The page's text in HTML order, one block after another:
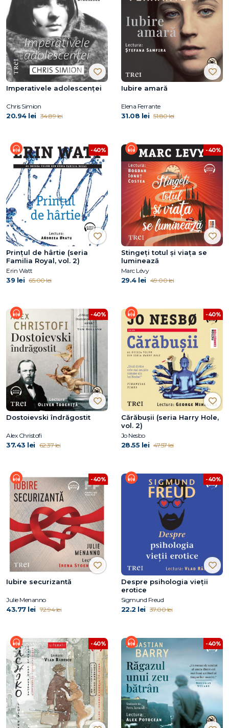
Imperativele adolescenței
Chris Simion
20.94 lei 34.89 lei
Iubire amară
Elena Ferrante
31.08 lei 51.80 lei
-40%
Prințul de hârtie (seria
Familia Royal, vol. 2)
Erin Watt
39 lei 65.00 lei
-40%
Stingeți totul și viața se
luminează
Marc Lévy
29.4 lei 49.00 lei
-40%
Dostoievski îndrăgostit
Alex Christofi
37.43 lei 62.37 lei
-40%
Cărăbușii (seria Harry Hole,
vol. 2)
Jo Nesbo
28.55 lei 47.57 lei
-40%
Iubire securizantă
Julie Menanno
43.77 lei 72.94 lei
-40%
Despre psihologia vieții
erotice
Sigmund Freud
22.2 lei 37.00 lei
-40% -40%